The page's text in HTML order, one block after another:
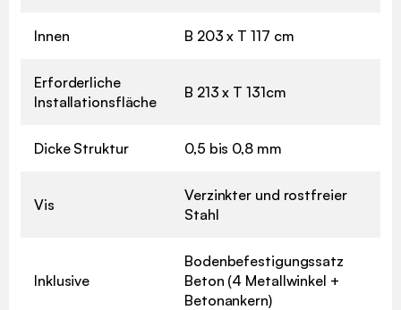
Innen B 203 x T 117 cm
Erforderliche
Installationsfläche
B 213 x T 131cm
Dicke Struktur 0,5 bis 0,8 mm
Vis
Verzinkter und rostfreier
Stahl
Inklusive
Bodenbefestigungssatz
Beton (4 Metallwinkel +
Betonankern)